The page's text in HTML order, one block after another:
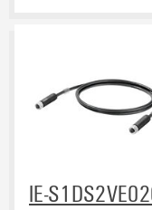
IE-